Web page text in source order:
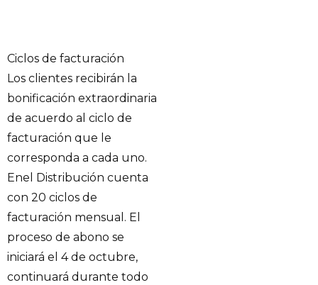
Ciclos de facturación
Los clientes recibirán la
bonificación extraordinaria
de acuerdo al ciclo de
facturación que le
corresponda a cada uno.
Enel Distribución cuenta
con 20 ciclos de
facturación mensual. El
proceso de abono se
iniciará el 4 de octubre,
continuará durante todo